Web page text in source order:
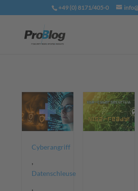
+49 (0) 8171/405-0
Cyberangriff
Datenschleuse